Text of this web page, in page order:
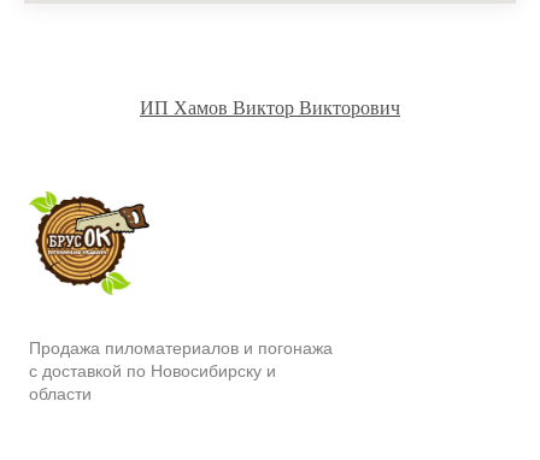
ИП Хамов Виктор Викторович
Продажа пиломатериалов и погонажа
с доставкой по Новосибирску и
области